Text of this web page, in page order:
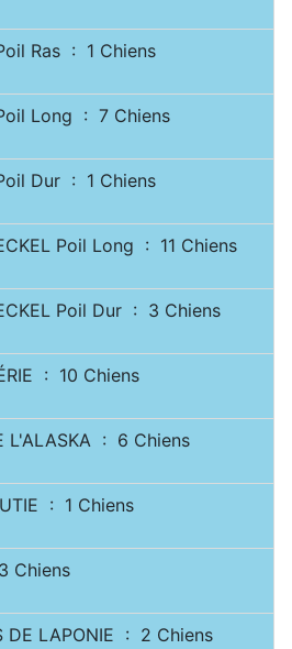
Ras : 1 Chiens
Long : 7 Chiens
Dur : 1 Chiens
Poil Long : 11 Chiens
Poil Dur : 3 Chiens
: 10 Chiens
L'ALASKA : 6 Chiens
: 1 Chiens
Chiens
DE LAPONIE : 2 Chiens